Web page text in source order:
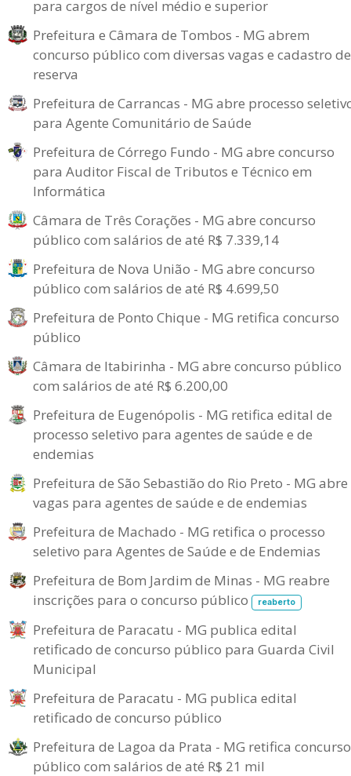
para cargos de nível médio e superior
Prefeitura e Câmara de Tombos - MG abrem
concurso público com diversas vagas e cadastro de
reserva
Prefeitura de Carrancas - MG abre processo
para Agente Comunitário de Saúde
Prefeitura de Córrego Fundo - MG abre concurso
para Auditor Fiscal de Tributos e Técnico em
Informática
Câmara de Três Corações - MG abre concurso
público com salários de até R$ 7.339,14
Prefeitura de Nova União - MG abre concurso
público com salários de até R$ 4.699,50
Prefeitura de Ponto Chique - MG retifica concurso
público
Câmara de Itabirinha - MG abre concurso público
com salários de até R$ 6.200,00
Prefeitura de Eugenópolis - MG retifica edital de
processo seletivo para agentes de saúde e de
endemias
Prefeitura de São Sebastião do Rio Preto - MG abre
vagas para agentes de saúde e de endemias
Prefeitura de Machado - MG retifica o processo
seletivo para Agentes de Saúde e de Endemias
Prefeitura de Bom Jardim de Minas - MG reabre
inscrições para o concurso público
reaberto
Prefeitura de Paracatu - MG publica edital
retificado de concurso público para Guarda Civil
Municipal
Prefeitura de Paracatu - MG publica edital
retificado de concurso público
Prefeitura de Lagoa da Prata - MG retifica concurso
público com salários de até R$ 21 mil